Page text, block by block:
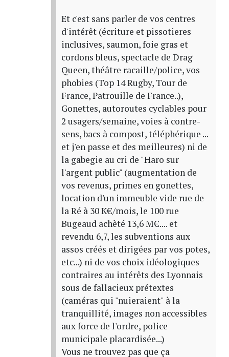
Et c'est sans parler de vos centres
d'intérêt (écriture et pissotieres
inclusives, saumon, foie gras et
cordons bleus, spectacle de Drag
Queen, théâtre racaille/police, vos
phobies (Top 14 Rugby, Tour de
France, Patrouille de France..),
Gonettes, autoroutes cyclables pour
2 usagers/semaine, voies à contre-
sens, bacs à compost, téléphérique ...
et j'en passe et des meilleures) ni de
la gabegie au cri de "Haro sur
l'argent public" (augmentation de
vos revenus, primes en gonettes,
location d'un immeuble vide rue de
la Ré à 30 K€/mois, le 100 rue
Bugeaud achèté 13,6 M€.... et
revendu 6,7, les subventions aux
assos créés et dirigées par vos potes,
etc...) ni de vos choix idéologiques
contraires au intérêts des Lyonnais
sous de fallacieux prétextes
(caméras qui "nuieraient" à la
tranquillité, images non accessibles
aux force de l'ordre, police
municipale placardisée...)
Vous ne trouvez pas que ça